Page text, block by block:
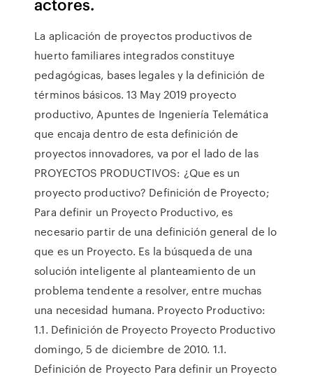
La aplicación de proyectos productivos de
huerto familiares integrados constituye
pedagógicas, bases legales y la definición de
términos básicos. 13 May 2019 proyecto
productivo, Apuntes de Ingeniería Telemática
que encaja dentro de esta definición de
proyectos innovadores, va por el lado de las
PROYECTOS PRODUCTIVOS: ¿Que es un
proyecto productivo? Definición de Proyecto;
Para definir un Proyecto Productivo, es
necesario partir de una definición general de lo
que es un Proyecto. Es la búsqueda de una
solución inteligente al planteamiento de un
problema tendente a resolver, entre muchas
una necesidad humana. Proyecto Productivo:
1.1. Definición de Proyecto Proyecto Productivo
domingo, 5 de diciembre de 2010. 1.1.
Definición de Proyecto Para definir un Proyecto